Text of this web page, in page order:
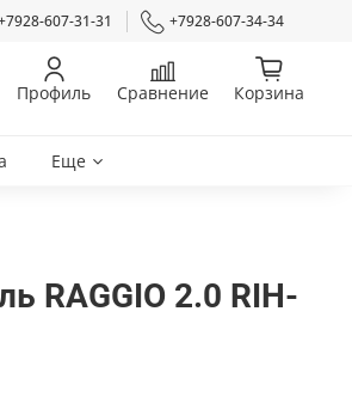
607-31-31 +7928-607-34-34
Профиль Сравнение Корзина
Еще
RAGGIO 2.0 RIH-